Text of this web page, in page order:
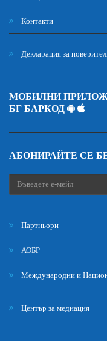
Контакти
Декларация за
МОБИЛНИ
БГ БАРКОД
АБОНИРАЙТЕ СЕ
Партньори
АОБР
Международни и
Център за медиация